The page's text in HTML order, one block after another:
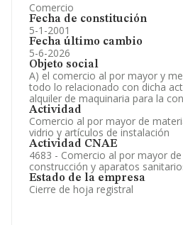
Comercio
Fecha de constitución
5-1-2001
Fecha último cambio
5-6-2026
Objeto social
A) el comercio al por mayor y
todo lo relacionado con dicha
alquiler de maquinaria para la
Actividad
Comercio al por mayor de
vidrio y artículos de instalación
Actividad CNAE
4683 - Comercio al por mayor
construcción y aparatos
Estado de la empresa
Cierre de hoja registral